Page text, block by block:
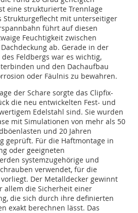
eine strukturierte Trennlage
Strukturgeflecht mit unterseitiger
führt auf diesen
Feuchtigkeit zwischen
ab. Gerade in der
Feldbergs war es wichtig,
und den Dachaufbau
oder Fäulnis zu bewahren.
der Schare sorgte das Clipfix-
die neu entwickelten Fest- und
Edelstahl sind. Sie wurden
mit Simulationen von mehr als 50
und 20 Jahren
geprüft. Für die Haftmontage in
oder geeigneten
systemzugehörige und
verwendet, für die
Der Metalldecker gewinnt
allem die Sicherheit einer
die sich durch ihre definierten
exakt berechnen lässt. Das